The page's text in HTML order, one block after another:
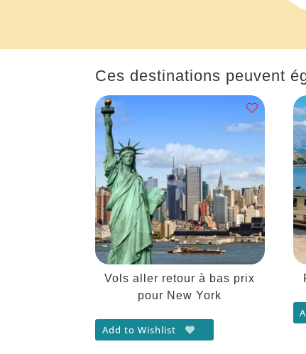
Ces destinations peuvent
Vols aller retour à bas prix
pour New York
Add to Wishlist